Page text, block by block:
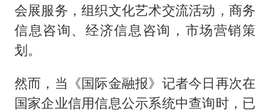
会展服务，组织文化艺术交流活动，商务
信息咨询、经济信息咨询，市场营销策
划。
然而，当《国际金融报》记者今日再次在
国家企业信用信息公示系统中查询时，已